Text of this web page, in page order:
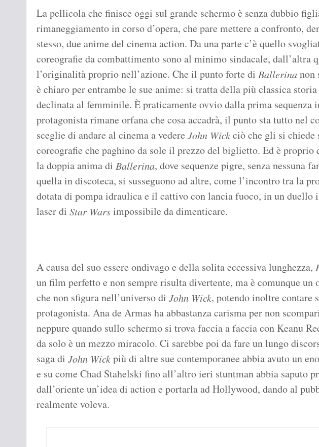
La pellicola che finisce oggi sul grande schermo è senza dubbio
rimaneggiamento in corso d’opera, che pare mettere a confronto,
stesso, due anime del cinema action. Da una parte c’è quello
coreografie da combattimento sono al minimo sindacale, dall’altra
l’originalità proprio nell’azione. Che il punto forte di Ballerinanon
è chiaro per entrambe le sue anime: si tratta della più classica
declinata al femminile. È praticamente ovvio dalla prima sequenza
protagonista rimane orfana che cosa accadrà, il punto sta tutto nel
sceglie di andare al cinema a vedere John Wickciò che gli si chiede
coreografie che paghino da sole il prezzo del biglietto. Ed è proprio
la doppia anima di Ballerina, dove sequenze pigre, senza nessuna
quella in discoteca, si susseguono ad altre, come l’incontro tra la
dotata di pompa idraulica e il cattivo con lancia fuoco, in un duello
laser di Star Warsimpossibile da dimenticare.
A causa del suo essere ondivago e della solita eccessiva lunghezza,
un film perfetto e non sempre risulta divertente, ma è comunque un
che non sfigura nell’universo di John Wick, potendo inoltre contare
protagonista. Ana de Armas ha abbastanza carisma per non
neppure quando sullo schermo si trova faccia a faccia con Keanu
da solo è un mezzo miracolo. Ci sarebbe poi da fare un lungo
saga di John Wickpiù di altre sue contemporanee abbia avuto un
e su come Chad Stahelski fino all’altro ieri stuntman abbia saputo
dall’oriente un’idea di action e portarla ad Hollywood, dando al
realmente voleva.